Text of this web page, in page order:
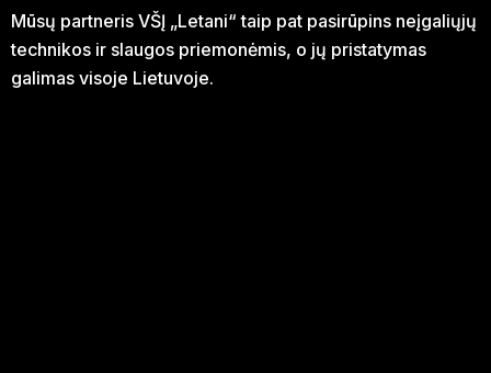
Mūsų partneris VŠĮ „Letani“ taip pat pasirūpins neįgaliųjų
technikos ir slaugos priemonėmis, o jų pristatymas
galimas visoje Lietuvoje.